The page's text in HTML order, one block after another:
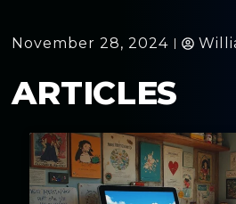
November 28, 2024
ARTICLES